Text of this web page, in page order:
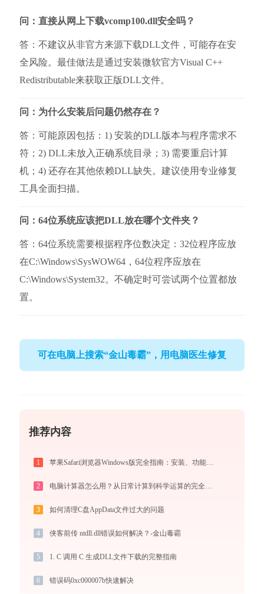
问：直接从网上下载vcomp100.dll安全吗？
答：不建议从非官方来源下载DLL文件，可能存在安
全风险。最佳做法是通过安装微软官方Visual C++
Redistributable来获取正版DLL文件。
问：为什么安装后问题仍然存在？
答：可能原因包括：1) 安装的DLL版本与程序需求不
符；2) DLL未放入正确系统目录；3) 需要重启计算
机；4) 还存在其他依赖DLL缺失。建议使用专业修复
工具全面扫描。
问：64位系统应该把DLL放在哪个文件夹？
答：64位系统需要根据程序位数决定：32位程序应放
在C:\Windows\SysWOW64，64位程序应放在
C:\Windows\System32。不确定时可尝试两个位置都放
置。
可在电脑上搜索“金山毒霸”，用电脑医生修复
推荐内容
1 苹果Safari浏览器Windows版完全指南：安装、功能与进阶使用技巧全攻略（2026最新）
2
3 如何清理C盘AppData文件过大的问题
4 侠客前传 ntdll.dll错误如何解决？-金山毒霸
5 1. C 调用 C 生成DLL文件下载的完整指南
6 错误码0xc000007b快速解决